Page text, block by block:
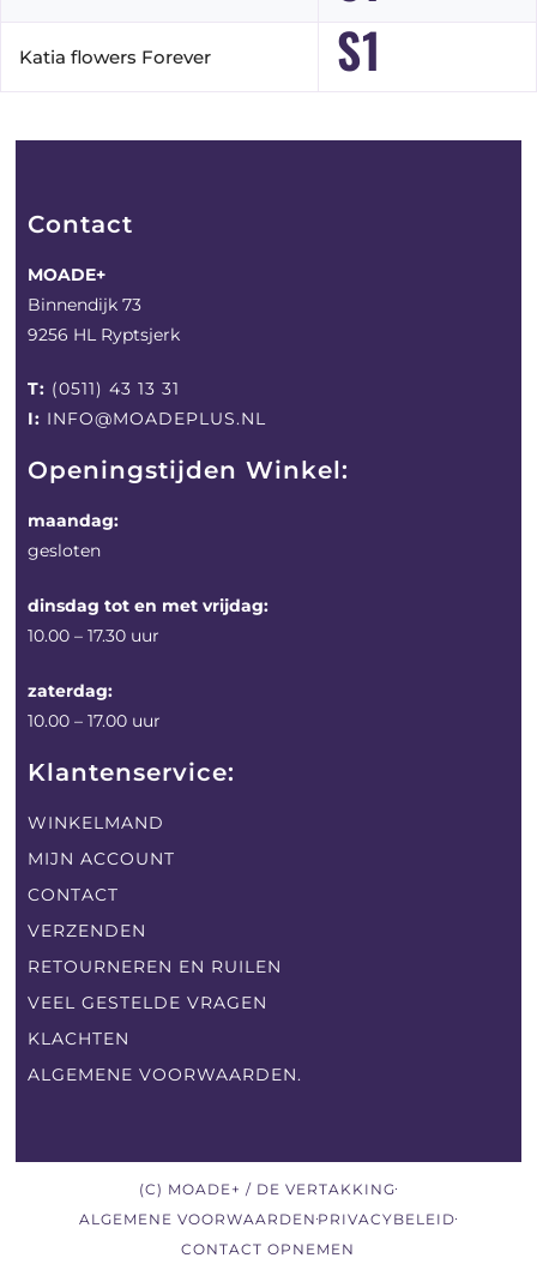
Katia flowers Forever S1
Contact
MOADE+
Binnendijk 73
9256 HL Ryptsjerk
T: (0511) 43 13 31
I: INFO@MOADEPLUS.NL
Openingstijden Winkel:
maandag:
gesloten
dinsdag tot en met vrijdag:
10.00 – 17.30 uur
zaterdag:
10.00 – 17.00 uur
Klantenservice:
WINKELMAND
MIJN ACCOUNT
CONTACT
VERZENDEN
RETOURNEREN EN RUILEN
VEEL GESTELDE VRAGEN
KLACHTEN
ALGEMENE VOORWAARDEN.
(C) MOADE+ / DE VERTAKKING
ALGEMENE VOORWAARDENPRIVACYBELEID
CONTACT OPNEMEN